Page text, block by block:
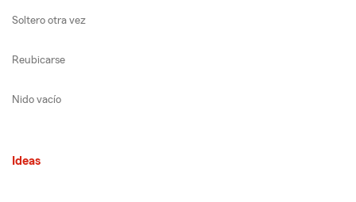
Soltero otra vez
Reubicarse
Nido vacío
Ideas